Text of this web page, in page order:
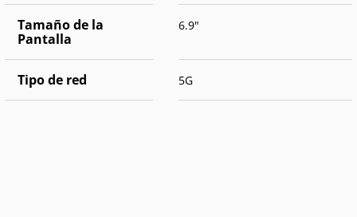
Tamaño de la
Pantalla
6.9"
Tipo de red 5G